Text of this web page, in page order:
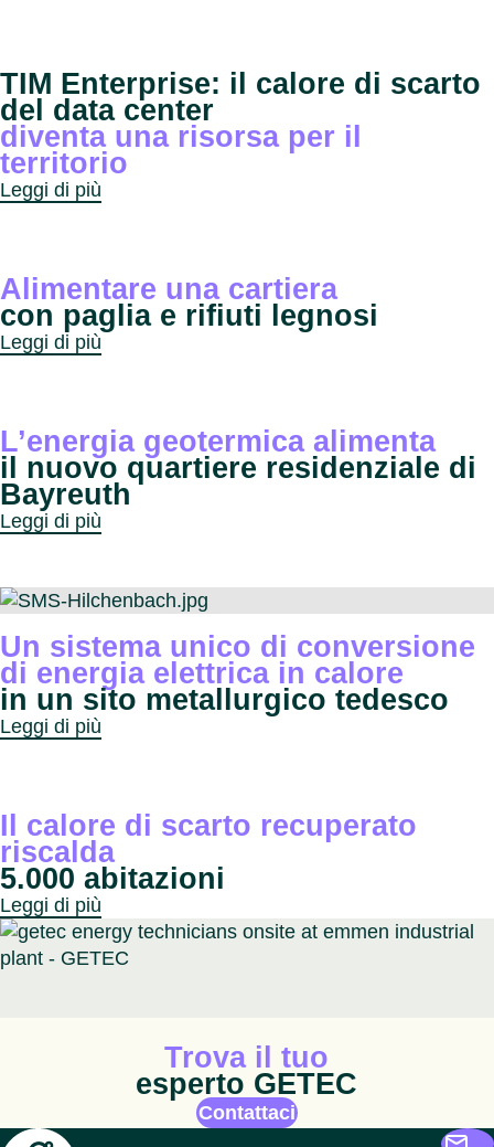
TIM Enterprise: il calore di scarto
del data center
diventa una risorsa per il
territorio
Leggi di più
Alimentare una cartiera
con paglia e rifiuti legnosi
Leggi di più
L’energia geotermica alimenta
il nuovo quartiere residenziale di
Bayreuth
Leggi di più
Un sistema unico di conversione
di energia elettrica in calore
in un sito metallurgico tedesco
Leggi di più
Il calore di scarto recuperato
riscalda
5.000 abitazioni
Leggi di più
Trova il tuo
esperto GETEC
Contattaci
Getec